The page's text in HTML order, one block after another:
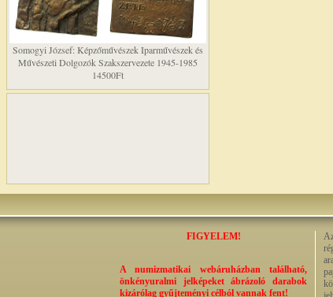
Somogyi József: Képzőművészek Iparművészek és
Művészeti Dolgozók Szakszervezete 1945-1985
14500Ft
FIGYELEM!
A numizmatikai webáruházban található,
önkényuralmi jelképeket ábrázoló darabok
kizárólag gyűjteményi célból vannak fent!